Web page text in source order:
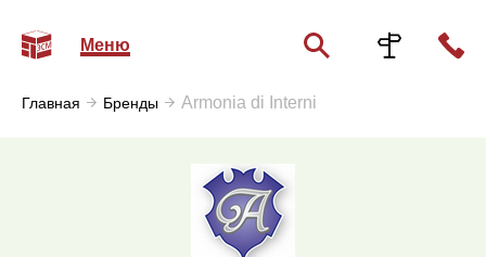
Меню
Главная Бренды Armonia di Interni